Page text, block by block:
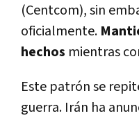
(Centcom), sin
oficialmente.
hechos mientras
Este patrón se
guerra. Irán ha